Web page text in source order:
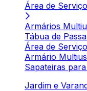
Área de Serviço
Armários
Tábua de
Área de
Armário
Sapateiras
Jardim e